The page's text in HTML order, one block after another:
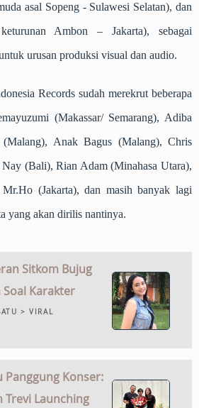
asal Sopeng - Sulawesi Selatan), dan
Ambon – Jakarta), sebagai
urusan produksi visual dan audio.
Records sudah merekrut beberapa
(Makassar/ Semarang), Adiba
(Malang), Anak Bagus (Malang), Chris
(Bali), Rian Adam (Minahasa Utara),
(Jakarta), dan masih banyak lagi
yang akan dirilis nantinya.
Sitkom Bujug
Karakter
> VIRAL
Panggung Konser:
Trevi Launching